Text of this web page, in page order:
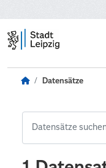
Datensätze